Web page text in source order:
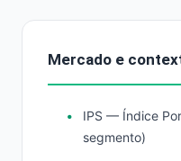
Mercado e
IPS — Índice
segmento)